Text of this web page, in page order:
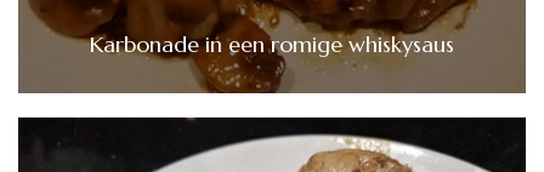
Karbonade in een romige whiskysaus